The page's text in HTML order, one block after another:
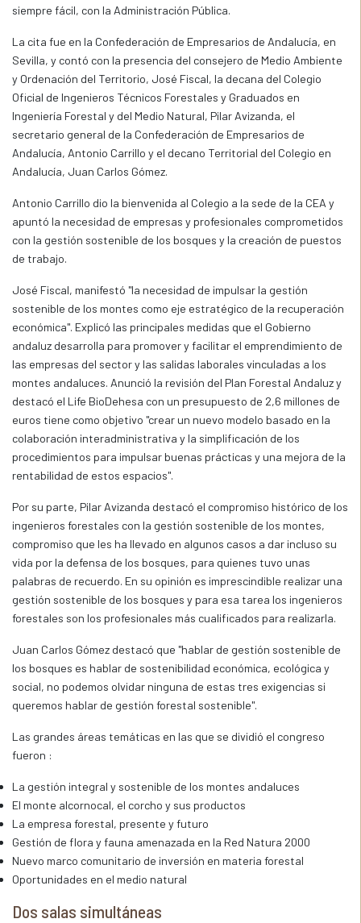
siempre fácil, con la Administración Pública.
La cita fue en la Confederación de Empresarios de Andalucía, en
Sevilla, y contó con la presencia del consejero de Medio Ambiente
y Ordenación del Territorio, José Fiscal, la decana del Colegio
Oficial de Ingenieros Técnicos Forestales y Graduados en
Ingeniería Forestal y del Medio Natural, Pilar Avizanda, el
secretario general de la Confederación de Empresarios de
Andalucía, Antonio Carrillo y el decano Territorial del Colegio en
Andalucía, Juan Carlos Gómez.
Antonio Carrillo dio la bienvenida al Colegio a la sede de la CEA y
apuntó la necesidad de empresas y profesionales comprometidos
con la gestión sostenible de los bosques y la creación de puestos
de trabajo.
José Fiscal, manifestó "la necesidad de impulsar la gestión
sostenible de los montes como eje estratégico de la recuperación
económica". Explicó las principales medidas que el Gobierno
andaluz desarrolla para promover y facilitar el emprendimiento de
las empresas del sector y las salidas laborales vinculadas a los
montes andaluces. Anunció la revisión del Plan Forestal Andaluz y
destacó el Life BioDehesa con un presupuesto de 2,6 millones de
euros tiene como objetivo "crear un nuevo modelo basado en la
colaboración interadministrativa y la simplificación de los
procedimientos para impulsar buenas prácticas y una mejora de la
rentabilidad de estos espacios".
Por su parte, Pilar Avizanda destacó el compromiso histórico de los
ingenieros forestales con la gestión sostenible de los montes,
compromiso que les ha llevado en algunos casos a dar incluso su
vida por la defensa de los bosques, para quienes tuvo unas
palabras de recuerdo. En su opinión es imprescindible realizar una
gestión sostenible de los bosques y para esa tarea los ingenieros
forestales son los profesionales más cualificados para realizarla.
Juan Carlos Gómez destacó que "hablar de gestión sostenible de
los bosques es hablar de sostenibilidad económica, ecológica y
social, no podemos olvidar ninguna de estas tres exigencias si
queremos hablar de gestión forestal sostenible".
Las grandes áreas temáticas en las que se dividió el congreso
fueron :
La gestión integral y sostenible de los montes andaluces
El monte alcornocal, el corcho y sus productos
La empresa forestal, presente y futuro
Gestión de flora y fauna amenazada en la Red Natura 2000
Nuevo marco comunitario de inversión en materia forestal
Oportunidades en el medio natural
Dos salas simultáneas